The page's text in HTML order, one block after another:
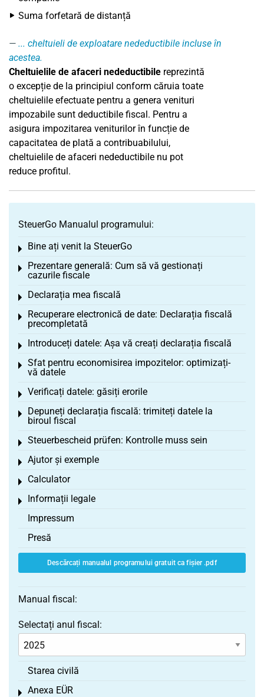
Suma forfetară de distanță
... cheltuieli de exploatare nedeductibile incluse în
acestea.
Cheltuielile de afaceri nedeductibile reprezintă
o excepție de la principiul conform căruia toate
cheltuielile efectuate pentru a genera venituri
impozabile sunt deductibile fiscal. Pentru a
asigura impozitarea veniturilor în funcție de
capacitatea de plată a contribuabilului,
cheltuielile de afaceri nedeductibile nu pot
reduce profitul.
SteuerGo Manualul programului:
Bine ați venit la SteuerGo
Toggle menu
Prezentare generală: Cum să vă gestionați
cazurile fiscale
Toggle menu
Declarația mea fiscală
Toggle menu
Recuperare electronică de date: Declarația fiscală
precompletată
Toggle menu
Introduceți datele: Așa vă creați declarația fiscală
Toggle menu
Sfat pentru economisirea impozitelor: optimizați-
vă datele
Toggle menu
Verificați datele: găsiți erorile
Toggle menu
Depuneți declarația fiscală: trimiteți datele la
biroul fiscal
Toggle menu
Steuerbescheid prüfen: Kontrolle muss sein
Toggle menu
Ajutor și exemple
Toggle menu
Calculator
Toggle menu
Informații legale
Toggle menu
Impressum
Presă
Descărcați manualul programului gratuit ca fișier .pdf
Manual fiscal:
Selectați anul fiscal:
Starea civilă
Anexa EÜR
Toggle menu